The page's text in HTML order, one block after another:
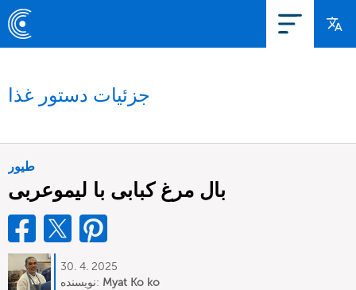
جزئیات دستور غذا
طیور
بال مرغ کبابی با لیموعربی
30. 4. 2025
نویسنده: Myat Ko ko